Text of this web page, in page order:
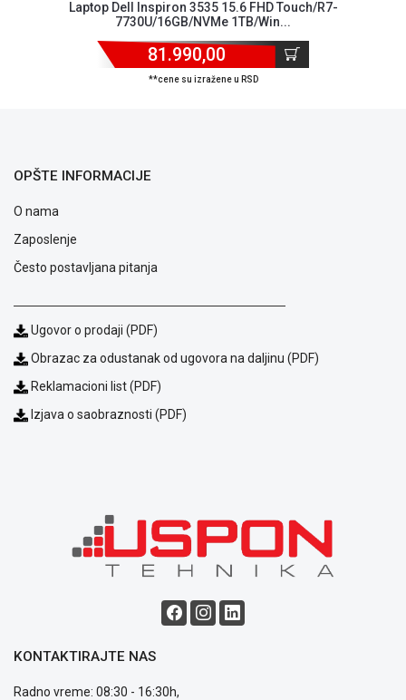
Laptop Dell Inspiron 3535 15.6 FHD Touch/R7-
7730U/16GB/NVMe 1TB/Win...
81.990,00
**cene su izražene u RSD
OPŠTE INFORMACIJE
O nama
Zaposlenje
Često postavljana pitanja
Ugovor o prodaji (PDF)
Obrazac za odustanak od ugovora na daljinu (PDF)
Reklamacioni list (PDF)
Izjava o saobraznosti (PDF)
KONTAKTIRAJTE NAS
Radno vreme: 08:30 - 16:30h,